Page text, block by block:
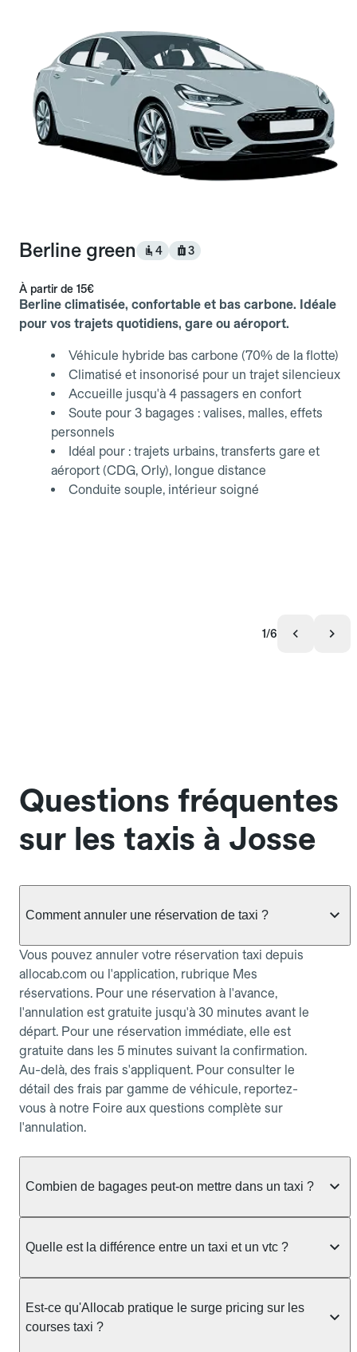
Berline green 4 3
À partir de 15€
Berline climatisée, confortable et bas carbone. Idéale
pour vos trajets quotidiens, gare ou aéroport.
Véhicule hybride bas carbone (70% de la flotte)
Climatisé et insonorisé pour un trajet silencieux
Accueille jusqu'à 4 passagers en confort
Soute pour 3 bagages : valises, malles, effets
personnels
Idéal pour : trajets urbains, transferts gare et
aéroport (CDG, Orly), longue distance
Conduite souple, intérieur soigné
1/6
Questions fréquentes
sur les taxis à Josse
Comment annuler une réservation de taxi ?
Vous pouvez annuler votre réservation taxi depuis
allocab.com ou l'application, rubrique Mes
réservations. Pour une réservation à l'avance,
l'annulation est gratuite jusqu'à 30 minutes avant le
départ. Pour une réservation immédiate, elle est
gratuite dans les 5 minutes suivant la confirmation.
Au-delà, des frais s'appliquent. Pour consulter le
détail des frais par gamme de véhicule, reportez-
vous à notre Foire aux questions complète sur
l'annulation.
Combien de bagages peut-on mettre dans un taxi ?
taxi berline accueille en général jusqu'à 3 bagages
ou nombreux, précisez-le dans le champ "Message
au chauffeur" lors de la réservation. Le prix n'est
pas impacté par le nombre de bagages.
Quelle est la différence entre un taxi et un vtc ?
prendre en charge directement dans la rue, à une
station ou sur réservation, avec un tarif au
Est-ce qu'Allocab pratique le surge pricing sur les
courses taxi ?